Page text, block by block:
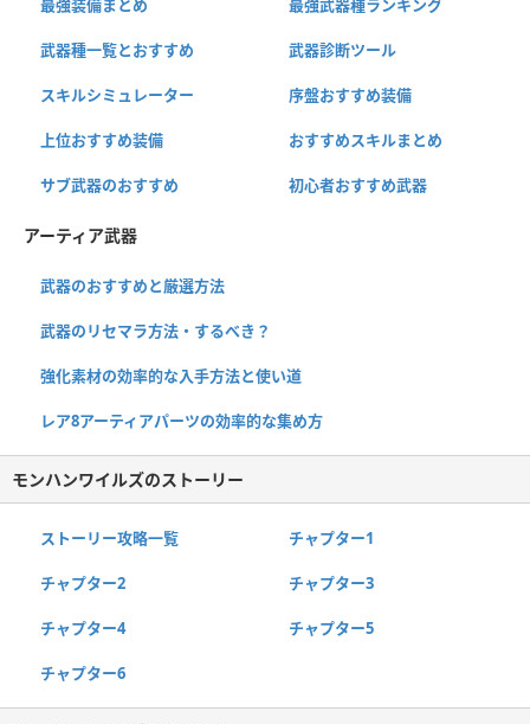
最強装備まとめ 最強武器種ランキング
武器種一覧とおすすめ 武器診断ツール
スキルシミュレーター 序盤おすすめ装備
上位おすすめ装備 おすすめスキルまとめ
サブ武器のおすすめ 初心者おすすめ武器
アーティア武器
武器のおすすめと厳選方法
武器のリセマラ方法・するべき？
強化素材の効率的な入手方法と使い道
レア8アーティアパーツの効率的な集め方
モンハンワイルズのストーリー
ストーリー攻略一覧 チャプター1
チャプター2 チャプター3
チャプター4 チャプター5
チャプター6